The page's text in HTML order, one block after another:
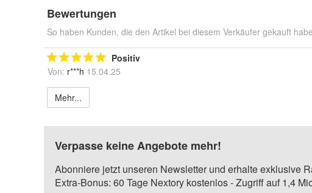
Bewertungen
So haben Kunden, die den Artikel bei diesem Verkäufer gekauft
Positiv
Von: r***h 15.04.25
Mehr...
Verpasse keine Angebote mehr!
Abonniere jetzt unseren Newsletter und erhalte exklusive
Extra-Bonus: 60 Tage Nextory kostenlos - Zugriff auf 1,4